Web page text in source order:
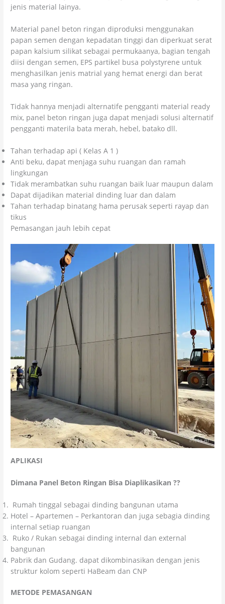
jenis material lainya.
Material panel beton ringan diproduksi menggunakan
papan semen dengan kepadatan tinggi dan diperkuat serat
papan kalsium silikat sebagai permukaanya, bagian tengah
diisi dengan semen, EPS partikel busa polystyrene untuk
menghasilkan jenis matrial yang hemat energi dan berat
masa yang ringan.
Tidak hannya menjadi alternatife pengganti material ready
mix, panel beton ringan juga dapat menjadi solusi alternatif
pengganti materila bata merah, hebel, batako dll.
Tahan terhadap api ( Kelas A 1 )
Anti beku, dapat menjaga suhu ruangan dan ramah
lingkungan
Tidak merambatkan suhu ruangan baik luar maupun dalam
Dapat dijadikan material dinding luar dan dalam
Tahan terhadap binatang hama perusak seperti rayap dan
tikus
Pemasangan jauh lebih cepat
APLIKASI
Dimana Panel Beton Ringan Bisa Diaplikasikan ??
Rumah tinggal sebagai dinding bangunan utama
Hotel – Apartemen – Perkantoran dan juga sebagia dinding
internal setiap ruangan
Ruko / Rukan sebagai dinding internal dan external
bangunan
Pabrik dan Gudang. dapat dikombinasikan dengan jenis
struktur kolom seperti HaBeam dan CNP
METODE PEMASANGAN